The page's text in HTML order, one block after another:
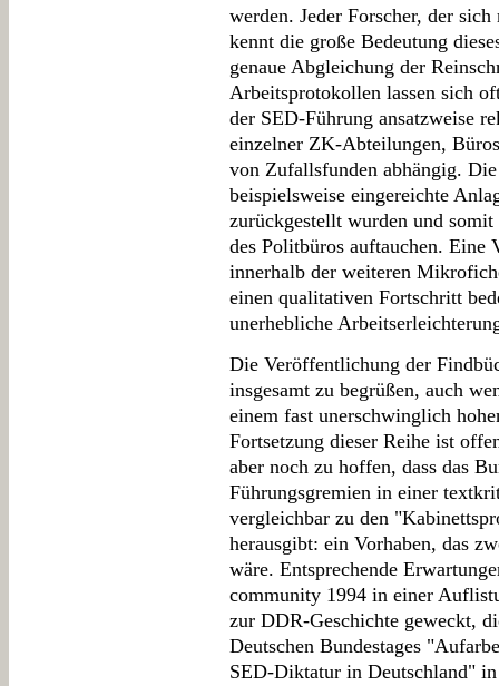
werden. Jeder Forscher, der
kennt die große Bedeutung
genaue Abgleichung der
Arbeitsprotokollen lassen sich
der SED-Führung ansatzweise
einzelner ZK-Abteilungen,
von Zufallsfunden abhängig.
beispielsweise eingereichte
zurückgestellt wurden und
des Politbüros auftauchen. Eine
innerhalb der weiteren
einen qualitativen Fortschritt
unerhebliche
Die Veröffentlichung der
insgesamt zu begrüßen, auch
einem fast unerschwinglich
Fortsetzung dieser Reihe ist
aber noch zu hoffen, dass das
Führungsgremien in einer
vergleichbar zu den
herausgibt: ein Vorhaben, das
wäre. Entsprechende
community 1994 in einer
zur DDR-Geschichte geweckt,
Deutschen Bundestages
SED-Diktatur in Deutschland"